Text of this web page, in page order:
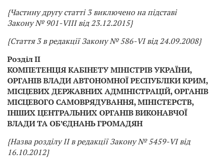
{Частину другу статті 3 виключено на підставі
Закону № 901-VIII від 23.12.2015}
{Стаття 3 в редакції Закону № 586-VI від 24.09.2008}
Розділ II
КОМПЕТЕНЦІЯ КАБІНЕТУ МІНІСТРІВ УКРАЇНИ,
ОРГАНІВ ВЛАДИ АВТОНОМНОЇ РЕСПУБЛІКИ КРИМ,
МІСЦЕВИХ ДЕРЖАВНИХ АДМІНІСТРАЦІЙ, ОРГАНІВ
МІСЦЕВОГО САМОВРЯДУВАННЯ, МІНІСТЕРСТВ,
ІНШИХ ЦЕНТРАЛЬНИХ ОРГАНІВ ВИКОНАВЧОЇ
ВЛАДИ ТА ОБ’ЄДНАНЬ ГРОМАДЯН
{Назва розділу II в редакції Закону № 5459-VI від
16.10.2012}